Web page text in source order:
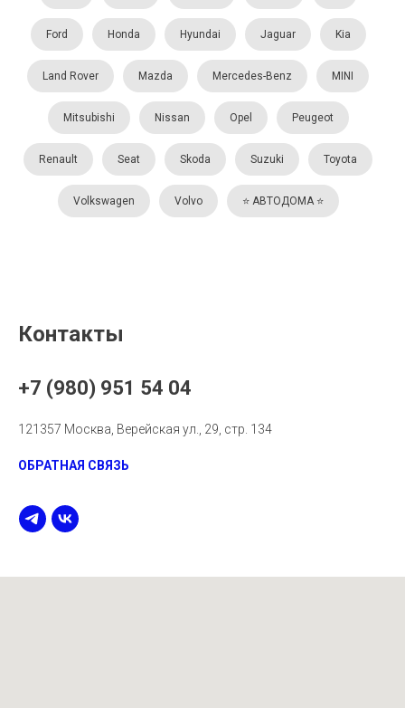
Ford Honda Hyundai Jaguar Kia
Land Rover Mazda Mercedes-Benz MINI
Mitsubishi Nissan Opel Peugeot
Renault Seat Skoda Suzuki Toyota
Volkswagen Volvo ⭐️ АВТОДОМА ⭐️
Контакты
+7 (980) 951 54 04
121357 Москва, Верейская ул., 29, стр. 134
ОБРАТНАЯ СВЯЗЬ